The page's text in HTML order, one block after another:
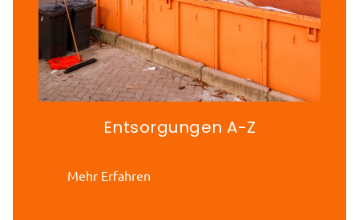
Entsorgungen A-Z
Mehr Erfahren